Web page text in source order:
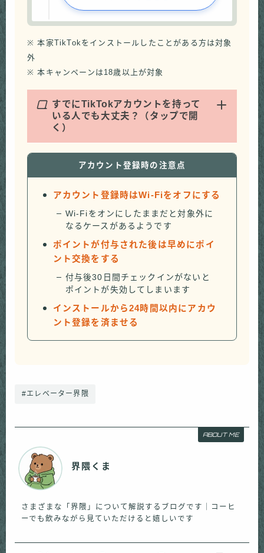
※ 本家TikTokをインストールしたことがある方は対象
外
※ 本キャンペーンは18歳以上が対象
Q すでにTikTokアカウントを持って
いる人でも大丈夫？（タップで開
く）
アカウント登録時の注意点
アカウント登録時はWi-Fiをオフにする
Wi-Fiをオンにしたままだと対象外に
なるケースがあるようです
ポイントが付与された後は早めにポイ
ント交換をする
付与後30日間チェックインがないと
ポイントが失効してしまいます
インストールから24時間以内にアカウ
ント登録を済ませる
#エレベーター界隈
ABOUT ME
界隈くま
さまざまな「界隈」について解説するブログです｜コーヒ
ーでも飲みながら見ていただけると嬉しいです